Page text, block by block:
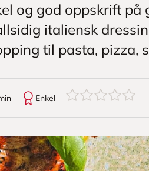
og god oppskrift
italiensk
til pasta, pizza,
Enkel 0av5stjerner